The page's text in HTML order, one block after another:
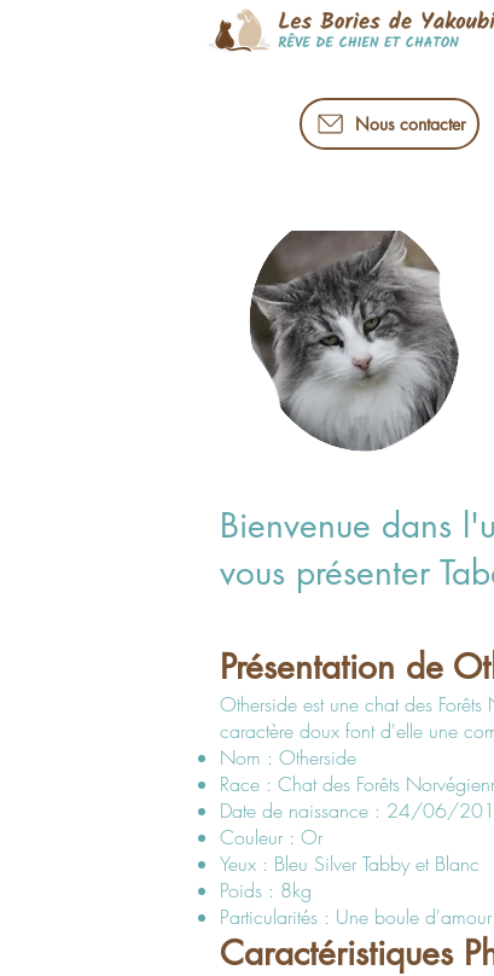
Nous contacter
Bienvenue dans
vous présenter
Présentation de
Otherside est une chat des
caractère doux font d'elle une
Nom : Otherside
Race : Chat des Forêts
Date de naissance : 24/06/
Couleur : Or
Yeux : Bleu Silver Tabby et Blanc
Poids : 8kg
Particularités : Une boule d'amour
Caractéristiques